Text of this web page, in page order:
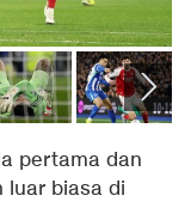
pertama dan
luar biasa di